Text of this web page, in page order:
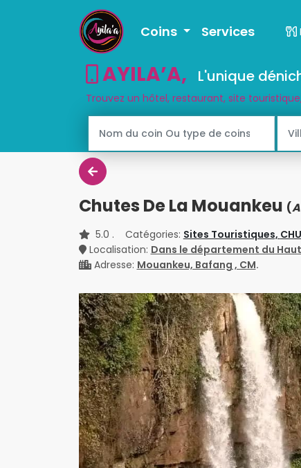
Coins Services
AYILA’A, L'unique
Trouvez un hôtel, restaurant, site
Chutes De La Mouankeu (
5.0 . Catégories: Sites Touristiques,
Localisation: Dans le département du
Adresse: Mouankeu, Bafang , CM.